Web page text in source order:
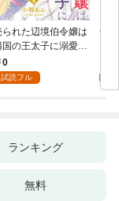
られた辺境伯令嬢は
国の王太子に溺愛さ
る 1
0
試読フル
千
家
ランキング
無料